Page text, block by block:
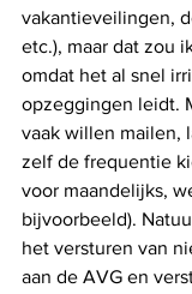
vakantieveilingen,
etc.), maar dat zou
omdat het al snel
opzeggingen leidt.
vaak willen mailen,
zelf de frequentie
voor maandelijks,
bijvoorbeeld).
het versturen van
aan de AVG en